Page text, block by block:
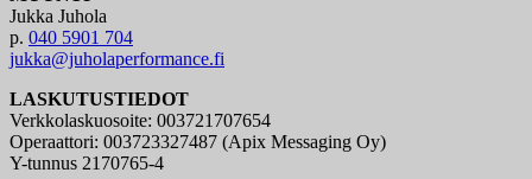
Jukka Juhola
p. 040 5901 704
jukka@juholaperformance.fi
LASKUTUSTIEDOT
Verkkolaskuosoite: 003721707654
Operaattori: 003723327487 (Apix Messaging Oy)
Y-tunnus 2170765-4